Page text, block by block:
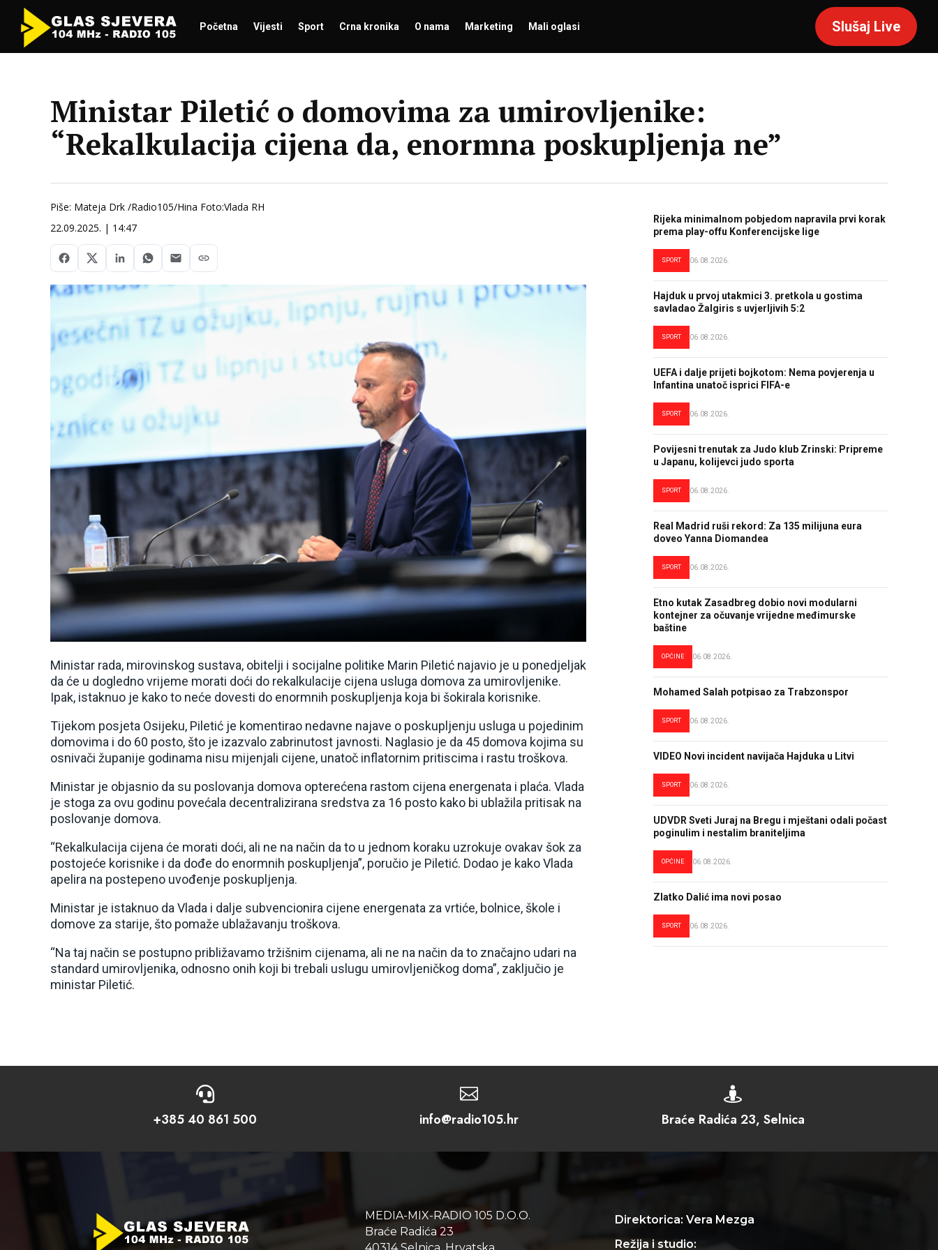
Početna Vijesti Sport Crna kronika O nama Marketing Mali oglasi Slušaj Live
Ministar Piletić o domovima za umirovljenike:
“Rekalkulacija cijena da, enormna poskupljenja ne”
Piše: Mateja Drk /Radio105/Hina Foto:Vlada RH
22.09.2025. | 14:47
Ministar rada, mirovinskog sustava, obitelji i socijalne politike Marin Piletić najavio je u ponedjeljak
da će u dogledno vrijeme morati doći do rekalkulacije cijena usluga domova za umirovljenike.
Ipak, istaknuo je kako to neće dovesti do enormnih poskupljenja koja bi šokirala korisnike.
Tijekom posjeta Osijeku, Piletić je komentirao nedavne najave o poskupljenju usluga u pojedinim
domovima i do 60 posto, što je izazvalo zabrinutost javnosti. Naglasio je da 45 domova kojima su
osnivači županije godinama nisu mijenjali cijene, unatoč inflatornim pritiscima i rastu troškova.
Ministar je objasnio da su poslovanja domova opterećena rastom cijena energenata i plaća. Vlada
je stoga za ovu godinu povećala decentralizirana sredstva za 16 posto kako bi ublažila pritisak na
poslovanje domova.
“Rekalkulacija cijena će morati doći, ali ne na način da to u jednom koraku uzrokuje ovakav šok za
postojeće korisnike i da dođe do enormnih poskupljenja”, poručio je Piletić. Dodao je kako Vlada
apelira na postepeno uvođenje poskupljenja.
Ministar je istaknuo da Vlada i dalje subvencionira cijene energenata za vrtiće, bolnice, škole i
domove za starije, što pomaže ublažavanju troškova.
“Na taj način se postupno približavamo tržišnim cijenama, ali ne na način da to značajno udari na
standard umirovljenika, odnosno onih koji bi trebali uslugu umirovljeničkog doma”, zaključio je
ministar Piletić.
Rijeka minimalnom pobjedom napravila prvi korak
prema play-offu Konferencijske lige
SPORT 06.08.2026.
Hajduk u prvoj utakmici 3. pretkola u gostima
savladao Žalgiris s uvjerljivih 5:2
SPORT 06.08.2026.
UEFA i dalje prijeti bojkotom: Nema povjerenja u
Infantina unatoč isprici FIFA-e
SPORT 06.08.2026.
Povijesni trenutak za Judo klub Zrinski: Pripreme
u Japanu, kolijevci judo sporta
SPORT 06.08.2026.
Real Madrid ruši rekord: Za 135 milijuna eura
doveo Yanna Diomandea
SPORT 06.08.2026.
Etno kutak Zasadbreg dobio novi modularni
kontejner za očuvanje vrijedne međimurske
baštine
OPĆINE 06.08.2026.
Mohamed Salah potpisao za Trabzonspor
SPORT 06.08.2026.
VIDEO Novi incident navijača Hajduka u Litvi
SPORT 06.08.2026.
UDVDR Sveti Juraj na Bregu i mještani odali počast
poginulim i nestalim braniteljima
OPĆINE 06.08.2026.
Zlatko Dalić ima novi posao
SPORT 06.08.2026.

+385 40 861 500

info@radio105.hr

Braće Radića 23, Selnica
MEDIA-MIX-RADIO 105 D.O.O.
Braće Radića 23
Direktorica: Vera Mezga
Režija i studio: